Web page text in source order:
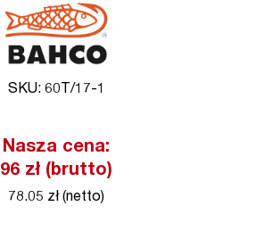
SKU: 60T/17-1
Nasza cena:
96 zł (brutto)
78.05 zł (netto)